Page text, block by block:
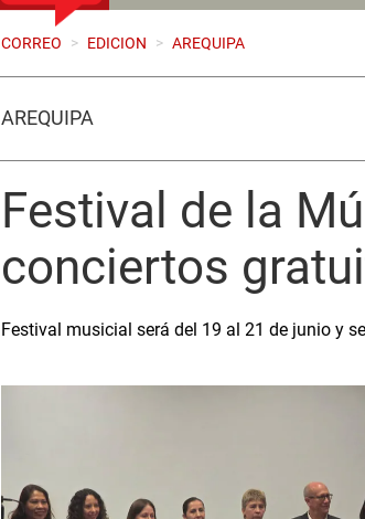
CORREO > EDICION > AREQUIPA
AREQUIPA
Festival de la
conciertos
Festival musicial será del 19 al 21 de junio y